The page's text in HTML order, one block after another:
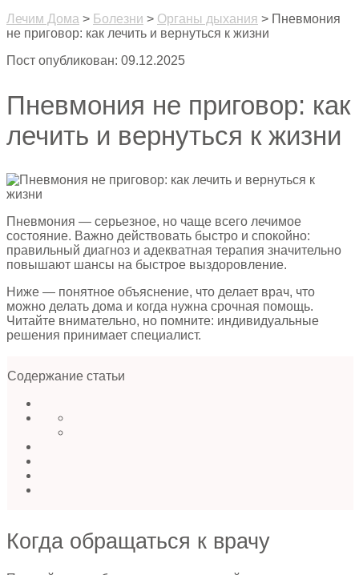
Лечим Дома > Болезни > Органы дыхания > Пневмония
не приговор: как лечить и вернуться к жизни
Пост опубликован: 09.12.2025
Пневмония не приговор: как
лечить и вернуться к жизни
Пневмония — серьезное, но чаще всего лечимое
состояние. Важно действовать быстро и спокойно:
правильный диагноз и адекватная терапия значительно
повышают шансы на быстрое выздоровление.
Ниже — понятное объяснение, что делает врач, что
можно делать дома и когда нужна срочная помощь.
Читайте внимательно, но помните: индивидуальные
решения принимает специалист.
Содержание статьи
Когда обращаться к врачу